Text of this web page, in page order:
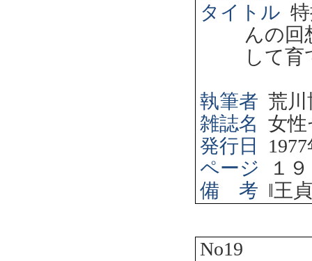
タイトル
んの
して育
執筆者 荒川
雑誌名 女
発行日
1977
ページ
１
備 考 ‖王
No19